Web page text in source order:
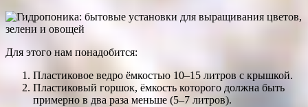
Для этого нам понадобится:
Пластиковое ведро ёмкостью 10–15 литров с крышкой.
Пластиковый горшок, ёмкость которого должна быть
примерно в два раза меньше (5–7 литров).